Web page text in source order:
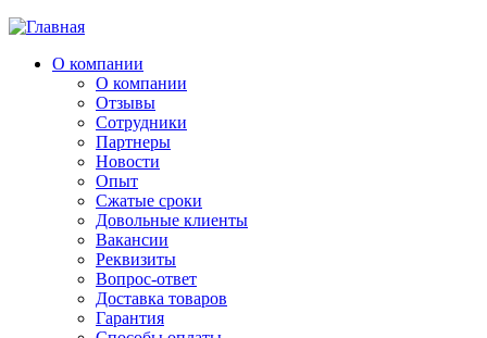
О компании
О компании
Отзывы
Сотрудники
Партнеры
Новости
Опыт
Сжатые сроки
Довольные клиенты
Вакансии
Реквизиты
Вопрос-ответ
Доставка товаров
Гарантия